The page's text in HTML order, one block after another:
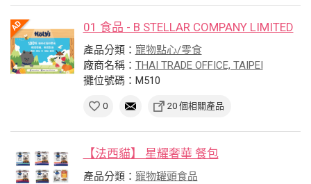
01 食品 - B STELLAR COMPANY LIMITED
產品分類： 寵物點心/零食
廠商名稱： THAI TRADE OFFICE, TAIPEI
攤位號碼：M510
0 20 個相關產品
【法西貓】 星耀奢華 餐包
產品分類： 寵物罐頭食品